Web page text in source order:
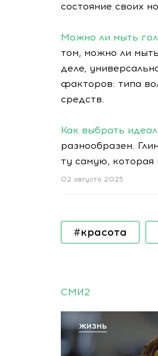
состояние своих
Можно ли мыть
том, можно ли
деле,
факторов: типа
средств.
Как выбрать
разнообразен.
ту самую,
02 августа 2025
#красота
СМИ2
ЖИЗНЬ